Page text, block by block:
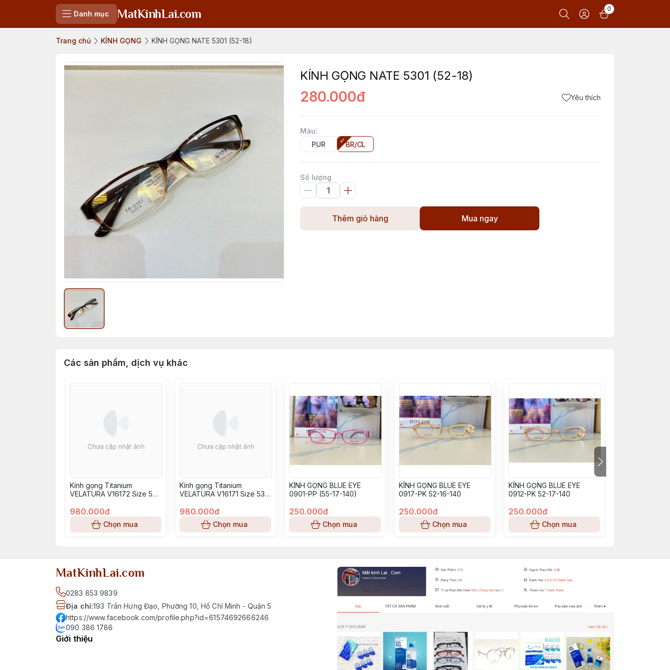
Danh mục MatKinhLai.com 0
Trang chủ KÍNH GỌNG KÍNH GỌNG NATE 5301 (52-18)
KÍNH GỌNG NATE 5301 (52-18)
280.000đ Yêu thích
Màu:
PUR
BR/CL
Số lượng
Thêm giỏ hàng Mua ngay
Các sản phẩm, dịch vụ khác
Kính gọng Titanium
VELATURA V16172 Size 52-
980.000đ
Chọn mua
Kính gọng Titanium
VELATURA V16171 Size 53-
980.000đ
Chọn mua
KÍNH GỌNG BLUE EYE
0901-PP (55-17-140)
250.000đ
Chọn mua
KÍNH GỌNG BLUE EYE
0917-PK 52-16-140
250.000đ
Chọn mua
KÍNH GỌNG BLUE EYE
0912-PK 52-17-140
250.000đ
Chọn mua
MatKinhLai.com
0283 853 9839
Địa chỉ:193 Trần Hưng Đạo, Phường 10, Hồ Chí Minh - Quận 5
https://www.facebook.com/profile.php?id=61574692666246
090 386 1786
Giới thiệu